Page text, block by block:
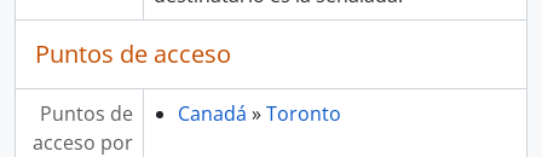
Puntos de acceso
Puntos de
acceso por
Canadá »Toronto